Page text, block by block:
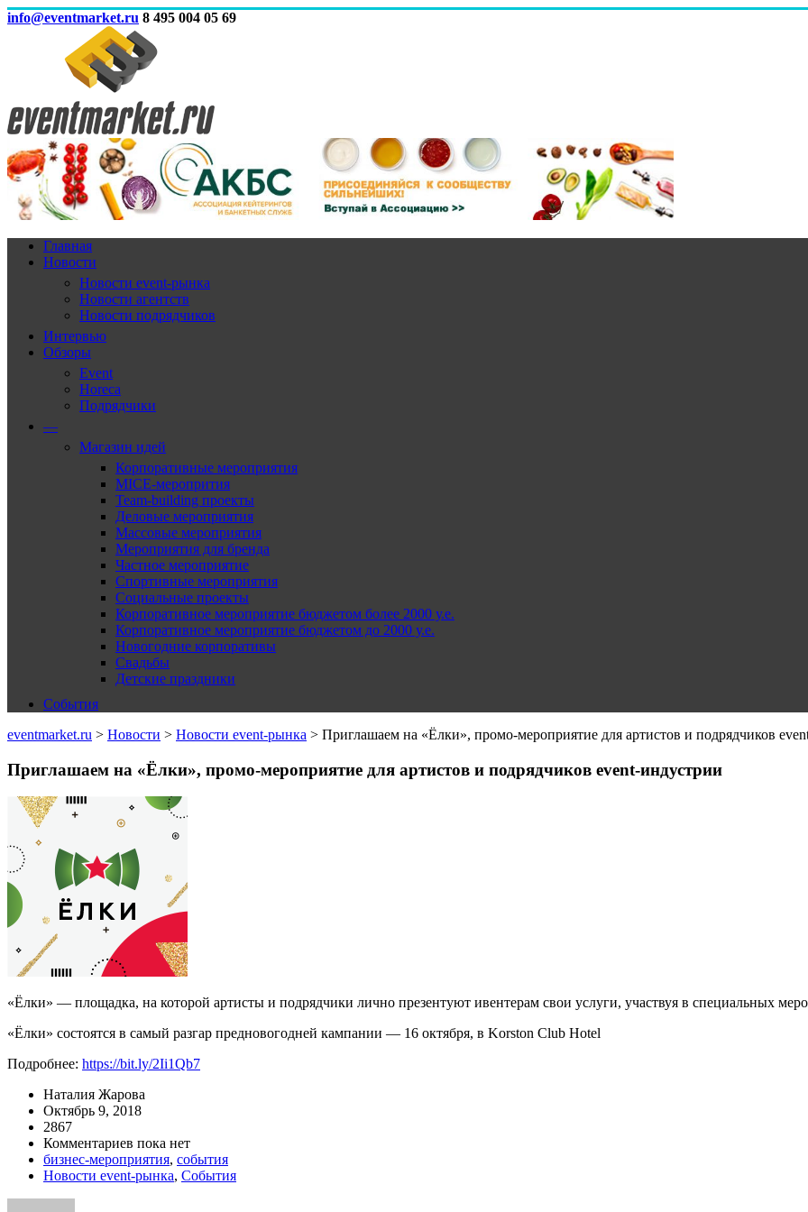
info@eventmarket.ru 8 495 004 05 69
Главная
Новости
Новости event-рынка
Новости агентств
Новости подрядчиков
Интервью
Обзоры
Event
Horeca
Подрядчики
—
Магазин идей
Корпоративные мероприятия
MICE-меропрития
Team-building проекты
Деловые мероприятия
Массовые мероприятия
Мероприятия для бренда
Частное мероприятие
Спортивные мероприятия
Социальные проекты
Корпоративное мероприятие бюджетом более 2000 у.е.
Корпоративное мероприятие бюджетом до 2000 у.е.
Новогодние корпоративы
Свадьбы
Детские праздники
События
eventmarket.ru > Новости > Новости event-рынка > Приглашаем на «Ёлки», промо-мероприятие для артистов и подрядчиков
Приглашаем на «Ёлки», промо-мероприятие для артистов и подрядчиков event-индустрии
«Ёлки» — площадка, на которой артисты и подрядчики лично презентуют ивентерам свои услуги, участвуя в специальных
«Ёлки» состоятся в самый разгар предновогодней кампании — 16 октября, в Korston Club Hotel
Подробнее: https://bit.ly/2Ii1Qb7
Наталия Жарова
Октябрь 9, 2018
2867
Комментариев пока нет
бизнес-мероприятия, события
Новости event-рынка, События